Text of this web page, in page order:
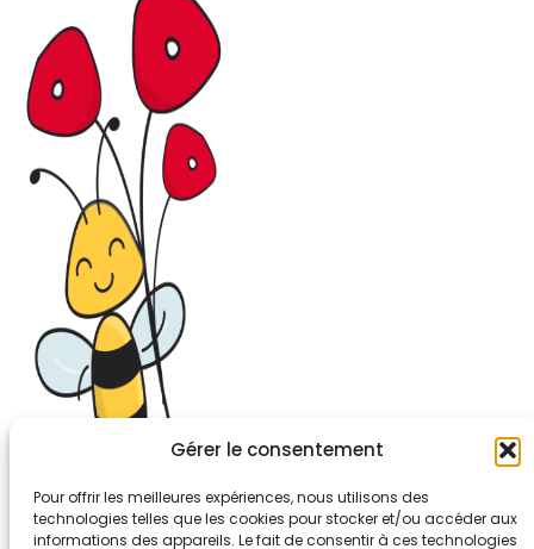
Gérer le consentement
Pour offrir les meilleures expériences, nous utilisons des
technologies telles que les cookies pour stocker et/ou accéder aux
informations des appareils. Le fait de consentir à ces technologies